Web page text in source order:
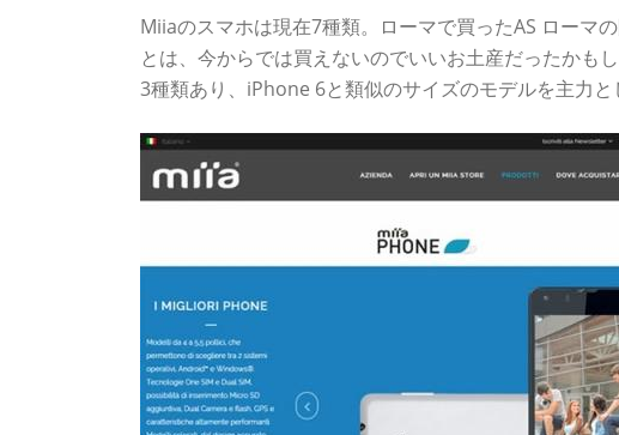
Miiaのスマホは現在7種類。ローマで買ったAS ローマ
とは、今からでは買えないのでいいお土産だったかも
3種類あり、iPhone 6と類似のサイズのモデルを主力と